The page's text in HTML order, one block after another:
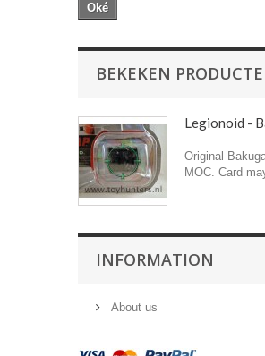
Oké
BEKEKEN
Legionoid -
Original
MOC. Card
INFORMATION
About us